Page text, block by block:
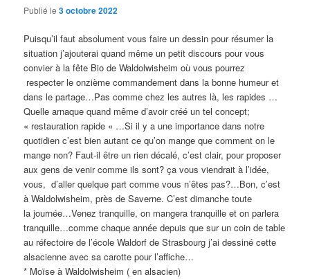
Publié le3 octobre 2022
Puisqu’il faut absolument vous faire un dessin pour résumer la
situation j’ajouterai quand même un petit discours pour vous
convier à la fête Bio de Waldolwisheim où vous pourrez
respecter le onzième commandement dans la bonne humeur et
dans le partage…Pas comme chez les autres là, les rapides …
Quelle arnaque quand même d’avoir créé un tel concept;
« restauration rapide « …Si il y a une importance dans notre
quotidien c’est bien autant ce qu’on mange que comment on le
mange non? Faut-il être un rien décalé, c’est clair, pour proposer
aux gens de venir comme ils sont? ça vous viendrait à l’idée,
vous, d’aller quelque part comme vous n’êtes pas?…Bon, c’est
à Waldolwisheim, près de Saverne. C’est dimanche toute
la journée…Venez tranquille, on mangera tranquille et on parlera
tranquille…comme chaque année depuis que sur un coin de table
au réfectoire de l’école Waldorf de Strasbourg j’ai dessiné cette
alsacienne avec sa carotte pour l’affiche…
* Moïse à Waldolwisheim ( en alsacien)